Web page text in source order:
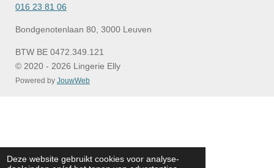
Deze website gebruikt cookies voor analyse-
o
k
r
a
016 23 81 06
Bondgenotenlaan 80, 3000 Leuven
BTW BE 0472.349.121
© 2020 - 2026 Lingerie Elly
Powered by JouwWeb